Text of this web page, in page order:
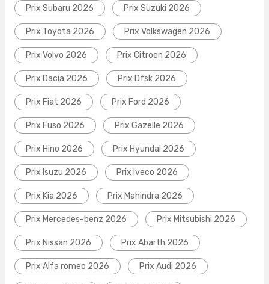
Prix Subaru 2026 Prix Suzuki 2026
Prix Toyota 2026 Prix Volkswagen 2026
Prix Volvo 2026 Prix Citroen 2026
Prix Dacia 2026 Prix Dfsk 2026
Prix Fiat 2026 Prix Ford 2026
Prix Fuso 2026 Prix Gazelle 2026
Prix Hino 2026 Prix Hyundai 2026
Prix Isuzu 2026 Prix Iveco 2026
Prix Kia 2026 Prix Mahindra 2026
Prix Mercedes-benz 2026 Prix Mitsubishi 2026
Prix Nissan 2026 Prix Abarth 2026
Prix Alfa romeo 2026 Prix Audi 2026